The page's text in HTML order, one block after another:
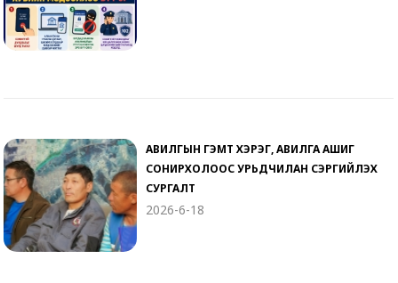
АВИЛГЫН ГЭМТ ХЭРЭГ, АВИЛГА АШИГ
СОНИРХОЛООС УРЬДЧИЛАН СЭРГИЙЛЭХ
СУРГАЛТ
2026-6-18